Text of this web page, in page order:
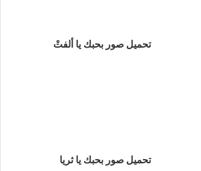
تحميل صور بحبك يا ألفتْ
تحميل صور بحبك يا ثريا